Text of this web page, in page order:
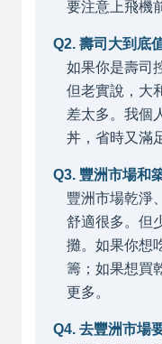
要注意上飛機
Q2. 壽司大到底
如果你是壽司
但老實說，大
差太多。我個
丼，省時又滿
Q3. 豐洲市場和
豐洲市場乾淨
舒適很多。但
攤。如果你想
籌；如果想買
更多。
Q4. 去豐洲市場